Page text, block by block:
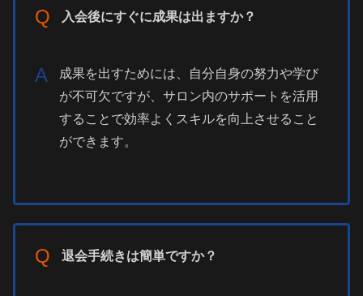
Q 入会後にすぐに成果は出ますか？
A
成果を出すためには、自分自身の努力や学び
が不可欠ですが、サロン内のサポートを活用
することで効率よくスキルを向上させること
ができます。
Q 退会手続きは簡単ですか？